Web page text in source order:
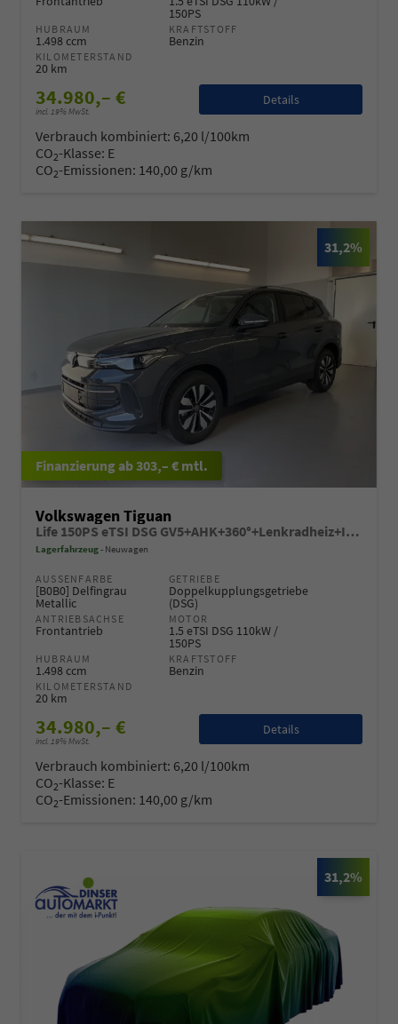
150PS
HUBRAUM
1.498 ccm
KRAFTSTOFF
Benzin
KILOMETERSTAND
20 km
34.980,– €
incl. 19% MwSt.
Details
Verbrauch kombiniert: 6,20 l/100km
CO2-Klasse: E
CO2-Emissionen: 140,00 g/km
31,2%
ab 303,– € mtl.
Volkswagen Tiguan
Life 150PS eTSI DSG GV5+AHK+360°+Lenkradheiz+IQ.Drive+ACC+App+eHeck+LED
Lagerfahrzeug Neuwagen
AUSSENFARBE
[B0B0] Delfingrau
Metallic
GETRIEBE
Doppelkupplungsgetriebe
(DSG)
ANTRIEBSACHSE
Frontantrieb
MOTOR
1.5 eTSI DSG 110kW /
150PS
HUBRAUM
1.498 ccm
KRAFTSTOFF
Benzin
KILOMETERSTAND
20 km
34.980,– €
incl. 19% MwSt.
Details
Verbrauch kombiniert: 6,20 l/100km
CO2-Klasse: E
CO2-Emissionen: 140,00 g/km
31,2%